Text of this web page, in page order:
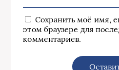
Сохранить моё имя,
этом браузере для
комментариев.